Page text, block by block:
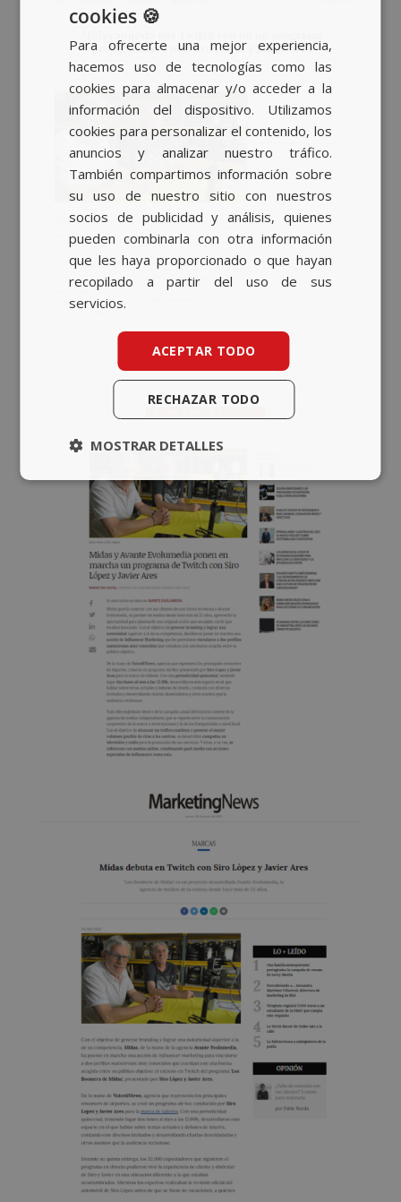
BASQUE
ENGLISH
cookies 🍪
Para ofrecerte una mejor experiencia,
hacemos uso de tecnologías como las
cookies para almacenar y/o acceder a la
información del dispositivo. Utilizamos
cookies para personalizar el contenido, los
anuncios y analizar nuestro tráfico.
También compartimos información sobre
su uso de nuestro sitio con nuestros
socios de publicidad y análisis, quienes
pueden combinarla con otra información
que les haya proporcionado o que hayan
recopilado a partir del uso de sus
servicios.
ACEPTAR TODO
RECHAZAR TODO
MOSTRAR DETALLES